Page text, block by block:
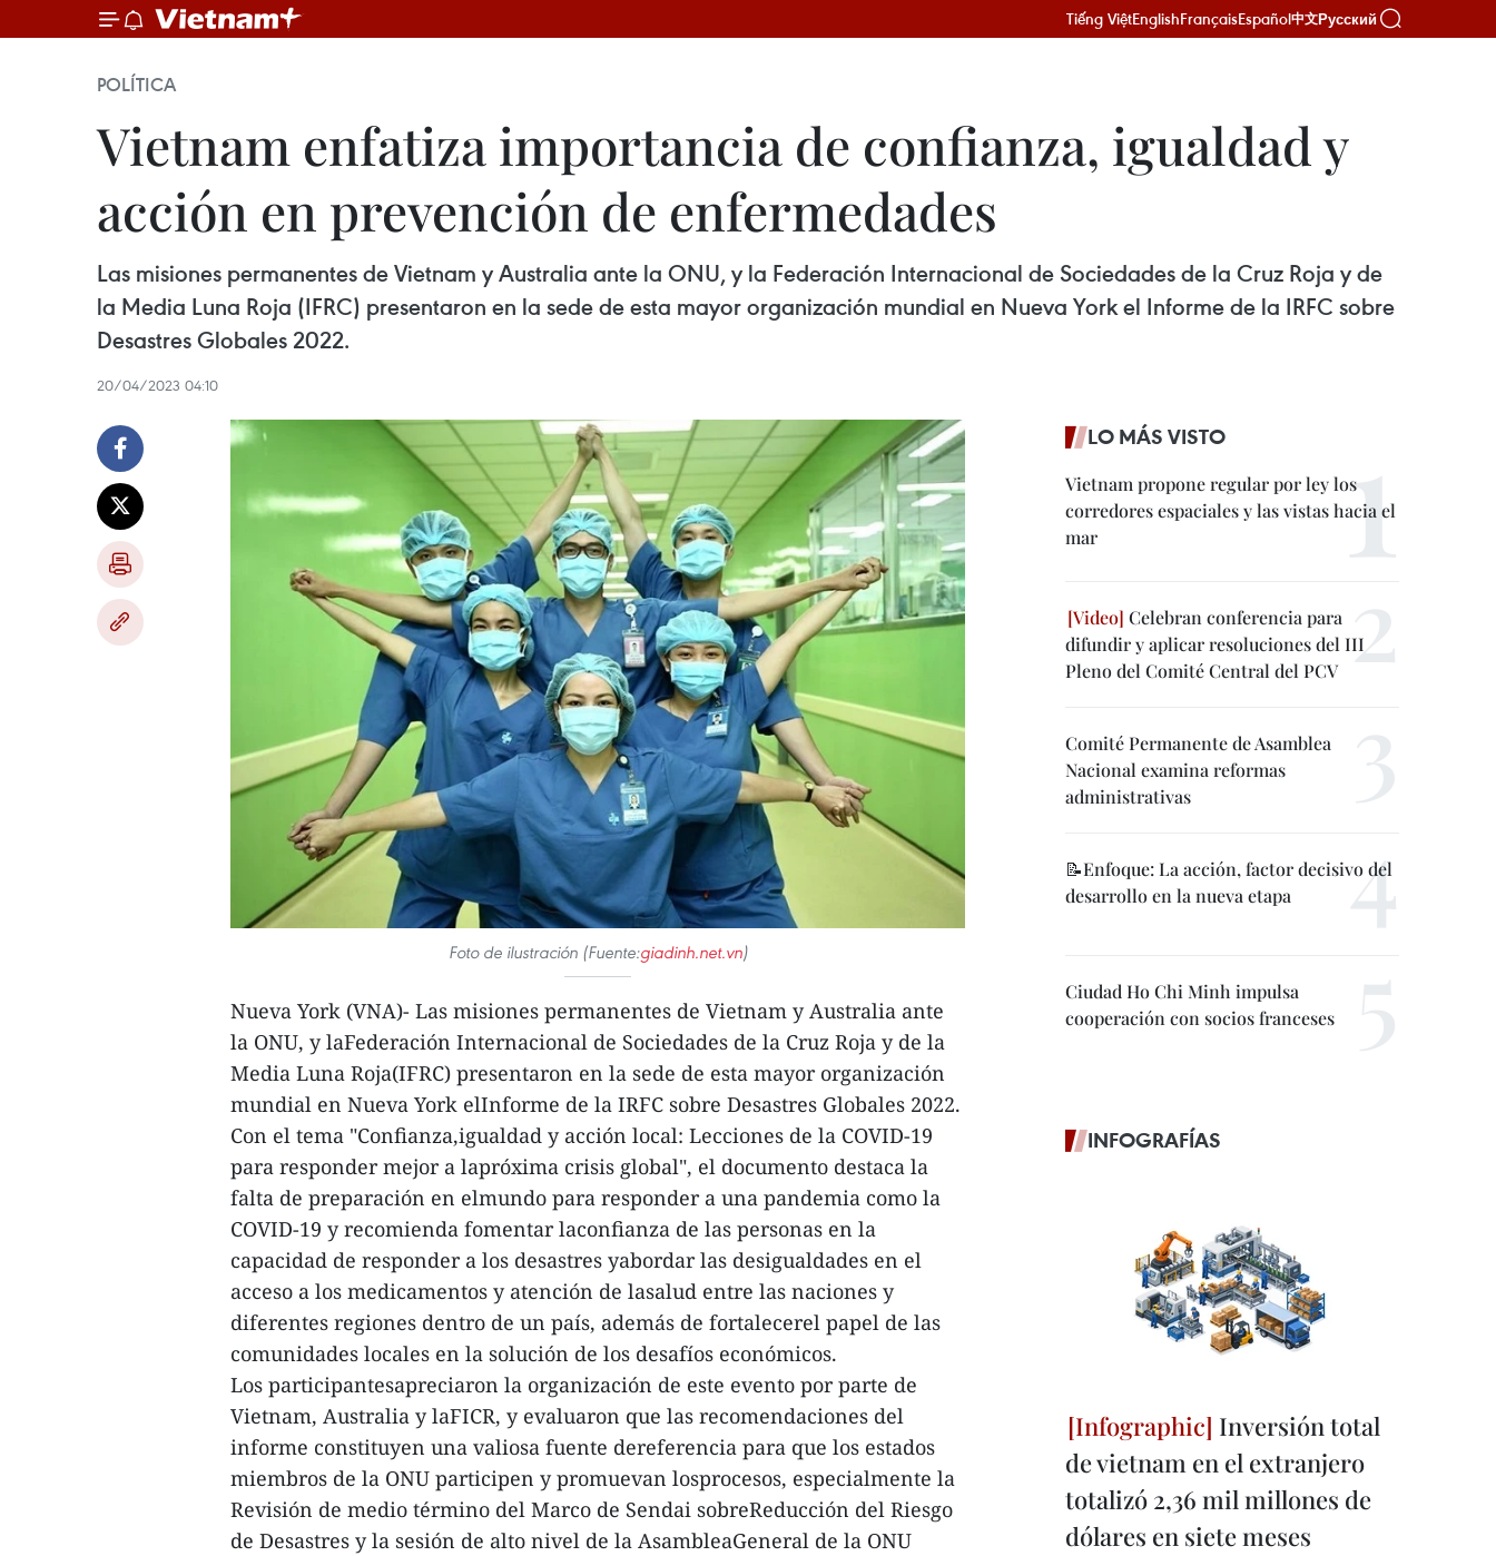
Tiếng ViệtEnglishFrançaisEspañol中文Русский
POLÍTICA
Vietnam enfatiza importancia de confianza, igualdad y
acción en prevención de enfermedades
Las misiones permanentes de Vietnam y Australia ante la ONU, y la Federación Internacional de Sociedades de la Cruz Roja y de
la Media Luna Roja (IFRC) presentaron en la sede de esta mayor organización mundial en Nueva York el Informe de la IRFC sobre
Desastres Globales 2022.
20/04/2023 04:10
Foto de ilustración (Fuente:giadinh.net.vn)
Nueva York (VNA)- Las misiones permanentes de Vietnam y Australia ante
la ONU, y laFederación Internacional de Sociedades de la Cruz Roja y de la
Media Luna Roja(IFRC) presentaron en la sede de esta mayor organización
mundial en Nueva York elInforme de la IRFC sobre Desastres Globales 2022.
Con el tema "Confianza,igualdad y acción local: Lecciones de la COVID-19
para responder mejor a lapróxima crisis global", el documento destaca la
falta de preparación en elmundo para responder a una pandemia como la
COVID-19 y recomienda fomentar laconfianza de las personas en la
capacidad de responder a los desastres yabordar las desigualdades en el
acceso a los medicamentos y atención de lasalud entre las naciones y
diferentes regiones dentro de un país, además de fortalecerel papel de las
comunidades locales en la solución de los desafíos económicos.
Los participantesapreciaron la organización de este evento por parte de
Vietnam, Australia y laFICR, y evaluaron que las recomendaciones del
informe constituyen una valiosa fuente dereferencia para que los estados
miembros de la ONU participen y promuevan losprocesos, especialmente la
Revisión de medio término del Marco de Sendai sobreReducción del Riesgo
de Desastres y la sesión de alto nivel de la AsambleaGeneral de la ONU
LO MÁS VISTO
Vietnam propone regular por ley los
corredores espaciales y las vistas hacia el
mar
Celebran conferencia para
difundir y aplicar resoluciones del III
Pleno del Comité Central del PCV
Comité Permanente de Asamblea
Nacional examina reformas
administrativas
📝Enfoque: La acción, factor decisivo del
desarrollo en la nueva etapa
Ciudad Ho Chi Minh impulsa
cooperación con socios franceses
INFOGRAFÍAS
Inversión total
de vietnam en el extranjero
totalizó 2,36 mil millones de
dólares en siete meses